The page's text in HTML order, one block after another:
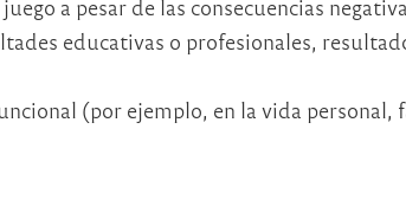
a pesar de las consecuencias
educativas o profesionales,
(por ejemplo, en la vida personal,